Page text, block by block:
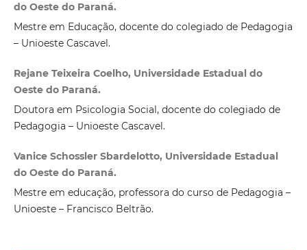
do Oeste do Paraná.
Mestre em Educação, docente do colegiado de Pedagogia
– Unioeste Cascavel.
Rejane Teixeira Coelho, Universidade Estadual do
Oeste do Paraná.
Doutora em Psicologia Social, docente do colegiado de
Pedagogia – Unioeste Cascavel.
Vanice Schossler Sbardelotto, Universidade Estadual
do Oeste do Paraná.
Mestre em educação, professora do curso de Pedagogia –
Unioeste – Francisco Beltrão.